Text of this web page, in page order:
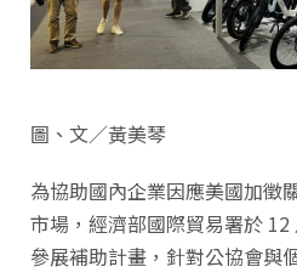
圖、文／黃美琴
為協助國內企業因應美國加徵
市場，經濟部國際貿易署於
參展補助計畫，針對公協會與